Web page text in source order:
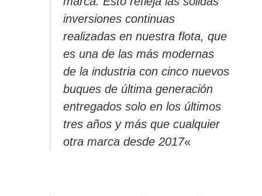
inversiones continuas
realizadas en nuestra flota, que
es una de las más modernas
de la industria con cinco nuevos
buques de última generación
entregados solo en los últimos
tres años y más que cualquier
otra marca desde 2017«